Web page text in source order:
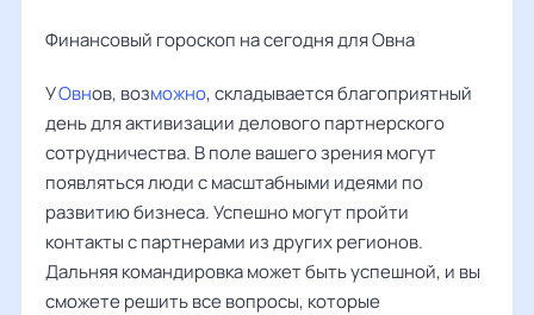
Финансовый гороскоп на сегодня для Овна
УОвнов, возможно, складывается благоприятный
день для активизации делового партнерского
сотрудничества. В поле вашего зрения могут
появляться люди с масштабными идеями по
развитию бизнеса. Успешно могут пройти
контакты с партнерами из других регионов.
Дальняя командировка может быть успешной, и вы
сможете решить все вопросы, которые